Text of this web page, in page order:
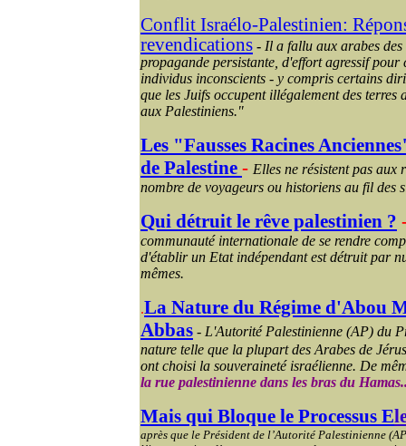
Conflit Israélo-Palestinien:
revendications - Il a fallu aux arabes des
propagande persistante, d'effort agressif pour
individus inconscients - y compris certains
que les Juifs occupent illégalement des terres
aux Palestiniens."
Les "Fausses Racines
de Palestine - Elles ne résistent pas aux
nombre de voyageurs ou historiens au fil des
Qui détruit le rêve palestinien ?
communauté internationale de se rendre
d'établir un Etat indépendant est détruit par
mêmes.
.La Nature du Régime d'Abou
Abbas - L'Autorité Palestinienne (AP) du
nature telle que la plupart des Arabes de
ont choisi la souveraineté israélienne. De
la rue palestinienne dans les bras du
Mais qui Bloque le Processus E
après que le Président de l’Autorité Palestinienne